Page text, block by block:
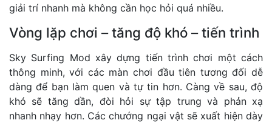
giải trí nhanh mà không cần học hỏi quá nhiều.
Vòng lặp chơi – tăng độ khó – tiến trình
Sky Surfing Mod xây dựng tiến trình chơi một cách
thông minh, với các màn chơi đầu tiên tương đối dễ
dàng để bạn làm quen và tự tin hơn. Càng về sau, độ
khó sẽ tăng dần, đòi hỏi sự tập trung và phản xạ
nhanh nhạy hơn. Các chướng ngại vật sẽ xuất hiện dày